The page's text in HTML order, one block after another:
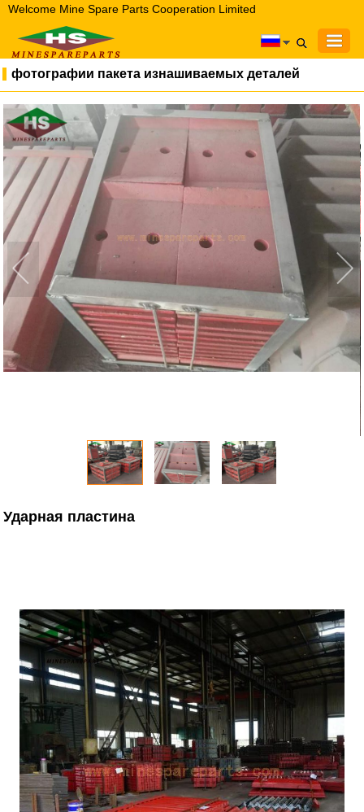
Welcome Mine Spare Parts Cooperation Limited
фотографии пакета изнашиваемых деталей
Ударная пластина